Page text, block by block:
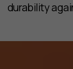
durability